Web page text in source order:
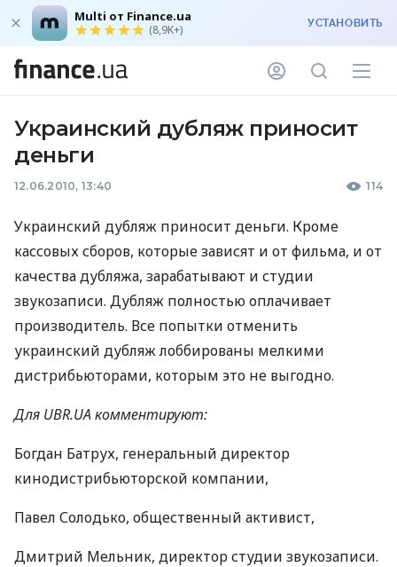
Multi от Finance.ua
(8,9K+) УСТАНОВИТЬ
Украинский дубляж приносит
деньги
12.06.2010, 13:40 114
Украинский дубляж приносит деньги. Кроме
кассовых сборов, которые зависят и от фильма, и от
качества дубляжа, зарабатывают и студии
звукозаписи. Дубляж полностью оплачивает
производитель. Все попытки отменить
украинский дубляж лоббированы мелкими
дистрибьюторами, которым это не выгодно.
Для UBR.UA комментируют:
Богдан Батрух, генеральный директор
кинодистрибьюторской компании,
Павел Солодько, общественный активист,
Дмитрий Мельник, директор студии звукозаписи.